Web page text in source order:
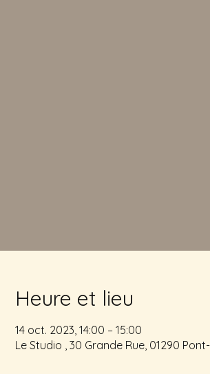
Heure et lieu
14 oct. 2023, 14:00 – 15:00
Le Studio , 30 Grande Rue, 01290